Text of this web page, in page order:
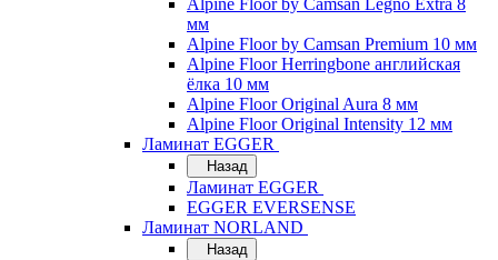
Alpine Floor by Camsan Legno Extra 8
мм
Alpine Floor by Camsan Premium 10 мм
Alpine Floor Herringbone английская
ёлка 10 мм
Alpine Floor Original Aura 8 мм
Alpine Floor Original Intensity 12 мм
Ламинат EGGER
Назад
Ламинат EGGER
EGGER EVERSENSE
Ламинат NORLAND
Назад